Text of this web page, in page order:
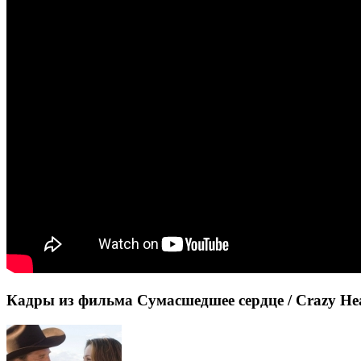
Кадры из фильма Сумасшедшее сердце / Crazy